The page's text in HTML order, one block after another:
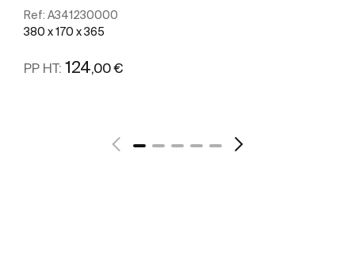
Ref: A341230000
380 x 170 x 365
PP HT: 124 ,00 €